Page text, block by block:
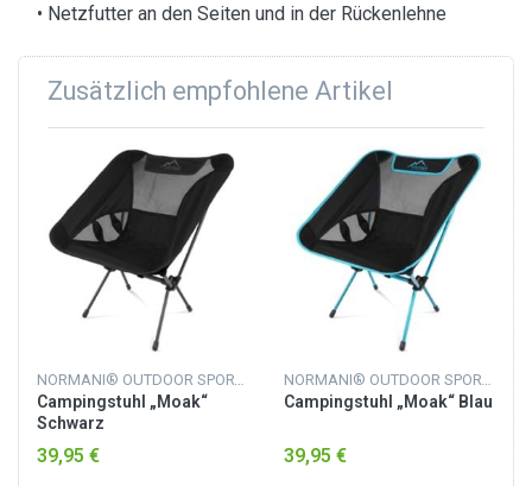
• Netzfutter an den Seiten und in der Rückenlehne
Zusätzlich empfohlene Artikel
NORMANI® OUTDOOR SPORTS
Campingstuhl „Moak“
Schwarz
39,95 €
NORMANI® OUTDOOR SPORTS
Campingstuhl „Moak“ Blau
39,95 €